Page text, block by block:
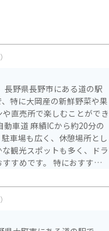
長野県長野市にある道の駅
特に大岡産の新鮮野菜や果
直売所で楽しむことができ
車場も広く、休憩場所とし
観光スポットも多く、ドラ
特におすすめ
元産の味噌や漬物、地酒な